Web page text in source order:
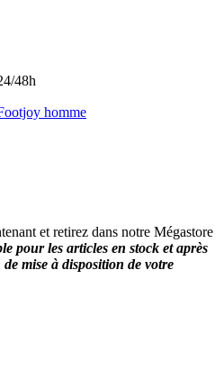
48h
homme
et retirez dans notre Mégastore
pour les articles en stock et après
mise à disposition de votre